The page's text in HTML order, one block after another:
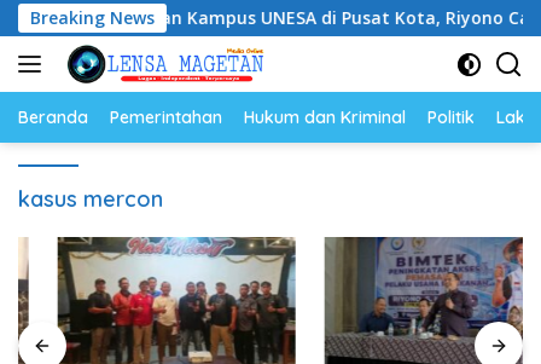
Langsung
ke
konten
Breaking NewsKampus UNESA di Pusat Kota, Riyono Caping:
Beranda Pemerintahan Hukum dan Kriminal Politik
kasus mercon